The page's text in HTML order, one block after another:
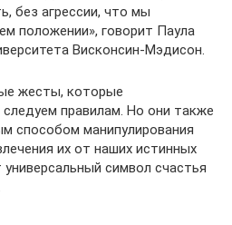
без агрессии, что мы
положении», говорит Паула
Висконсин-Мэдисон.
жесты, которые
правилам. Но они также
способом манипулирования
их от наших истинных
символ счастья